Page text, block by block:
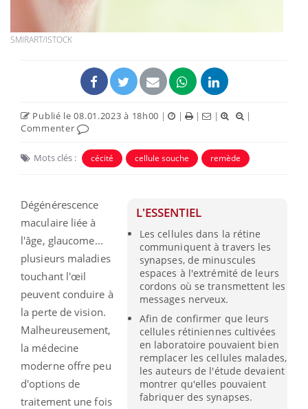
SMIRART/ISTOCK
Publié le 08.01.2023 à 18h00 | | | |
|
Commenter
Mots clés : cécité cellule souche remède
L'ESSENTIEL
Les cellules dans la rétine
communiquent à travers les
synapses, de minuscules
espaces à l'extrémité de leurs
cordons où se transmettent les
messages nerveux.
Afin de confirmer que leurs
cellules rétiniennes cultivées
en laboratoire pouvaient bien
remplacer les cellules malades,
les auteurs de l'étude devaient
montrer qu'elles pouvaient
fabriquer des synapses.
Dégénérescence
maculaire liée à
l'âge, glaucome...
plusieurs maladies
touchant l'œil
peuvent conduire à
la perte de vision.
Malheureusement,
la médecine
moderne offre peu
d'options de
traitement une fois